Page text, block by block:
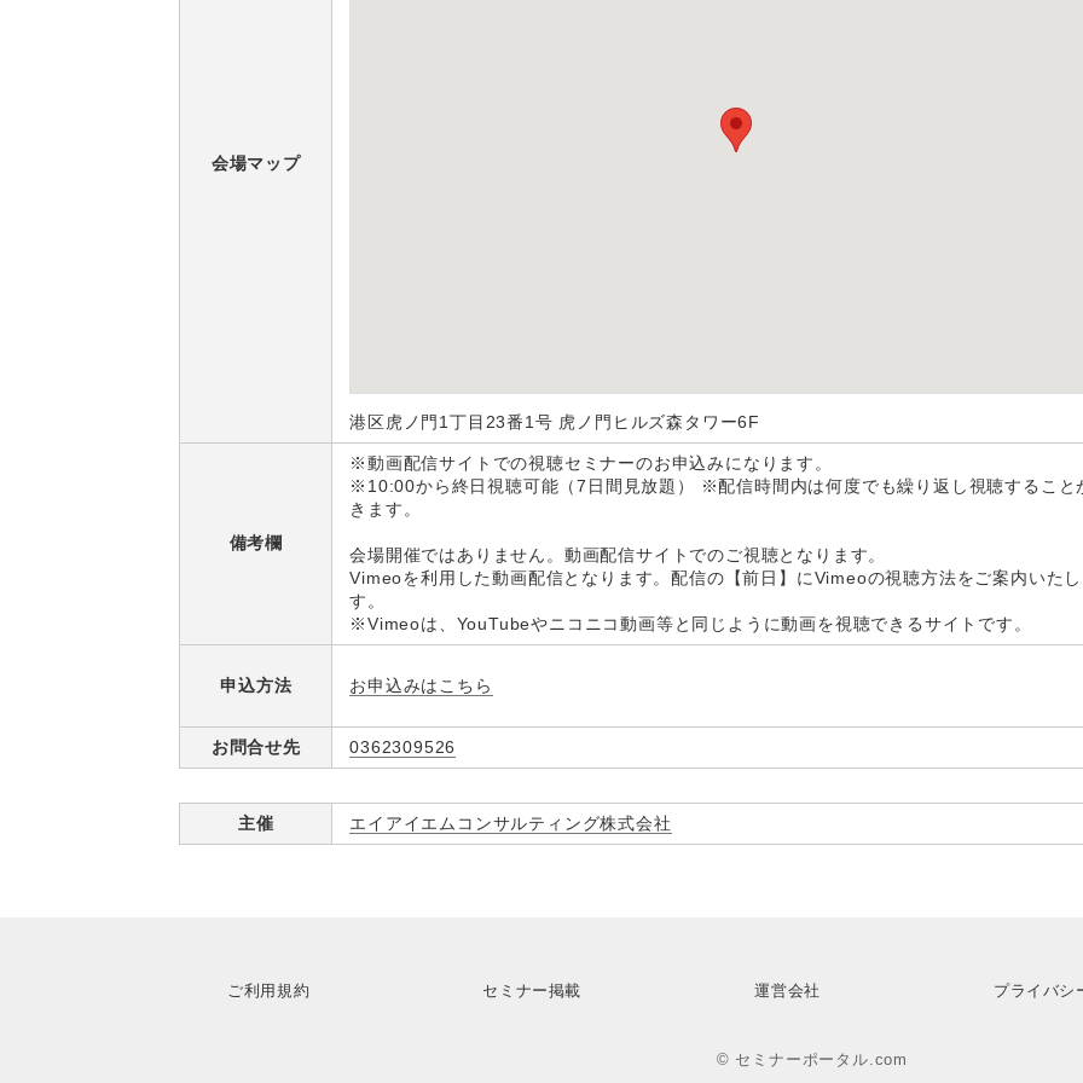
会場マップ
港区虎ノ門1丁目23番1号 虎ノ門ヒルズ森タワー6F
備考欄
※動画配信サイトでの視聴セミナーのお申込みになります。
※10:00から終日視聴可能（7日間見放題） ※配信時間内は何度でも繰り返し視聴すること
きます。
会場開催ではありません。動画配信サイトでのご視聴となります。
Vimeoを利用した動画配信となります。配信の【前日】にVimeoの視聴方法をご案内いた
す。
※Vimeoは、YouTubeやニコニコ動画等と同じように動画を視聴できるサイトです。
申込方法 お申込みはこちら
お問合せ先 0362309526
主催 エイアイエムコンサルティング株式会社
ご利用規約 セミナー掲載 運営会社 プライバシ
© セミナーポータル.com